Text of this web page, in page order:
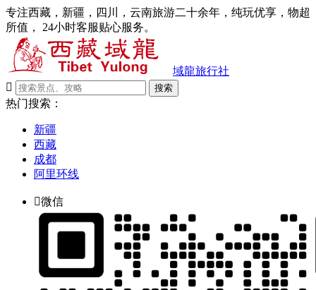
专注西藏，新疆，四川，云南旅游二十余年，纯玩优享，物超
所值， 24小时客服贴心服务。
域龍旅行社

搜索
热门搜索：
新疆
西藏
成都
阿里环线
微信